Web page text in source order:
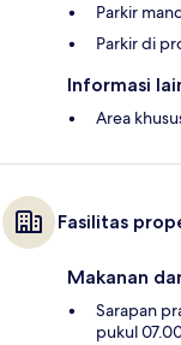
Parkir
Parkir di
Informasi
Area
Fasilitas
Makanan
Sarapan
pukul